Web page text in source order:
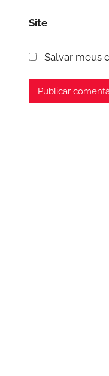
Site
Salvar meus